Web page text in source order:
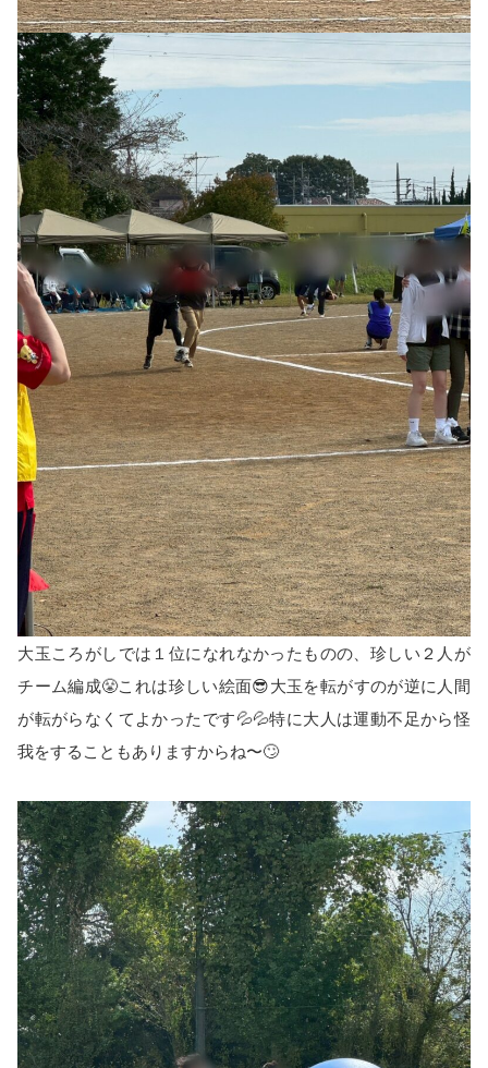
大玉ころがしでは１位になれなかったものの、珍しい２人が
チーム編成😤これは珍しい絵面😎大玉を転がすのが逆に人間
が転がらなくてよかったです💦💦特に大人は運動不足から怪
我をすることもありますからね〜🙄